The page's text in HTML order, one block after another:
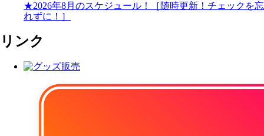
★2026年8月のスケジュール！［随時更新！チェックを忘
れずに！］
リンク